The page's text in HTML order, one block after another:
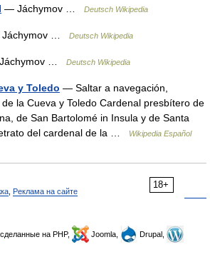
— Jáchymov … Deutsch Wikipedia
… Deutsch Wikipedia
… Deutsch Wikipedia
y Toledo — Saltar a navegación,
la Cueva y Toledo Cardenal presbítero de
de San Bartolomé in Insula y de Santa
del cardenal de la …
Wikipedia Español
18+
Реклама на сайте
, сделанные на PHP, Joomla,
Drupal,